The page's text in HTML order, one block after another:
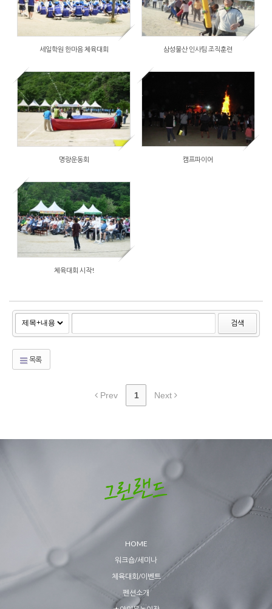
세일학원 한마음 체육대회 삼성물산 인사팀 조직훈련
명랑운동회
2014/12/03
장흥사랑
캠프파이어
체육대회 시작!
검색
목록
Prev 1 Next
HOME
워크숍/세미나
체육대회/이벤트
펜션소개